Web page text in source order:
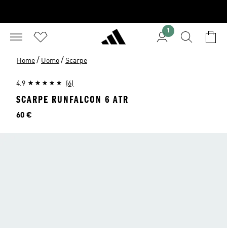
1
Home / Uomo / Scarpe
4.9 (6)
SCARPE RUNFALCON 6 ATR
Prezzo
60 €